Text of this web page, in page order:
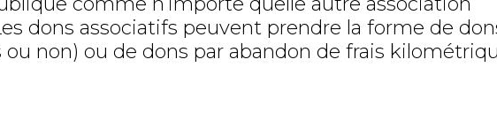
dons associatifs peuvent prendre la forme de
non) ou de dons par abandon de frais